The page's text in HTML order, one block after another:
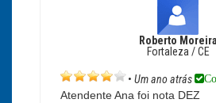
Roberto Moreira
Fortaleza / CE
• Um ano atrás
Atendente Ana foi nota DEZ